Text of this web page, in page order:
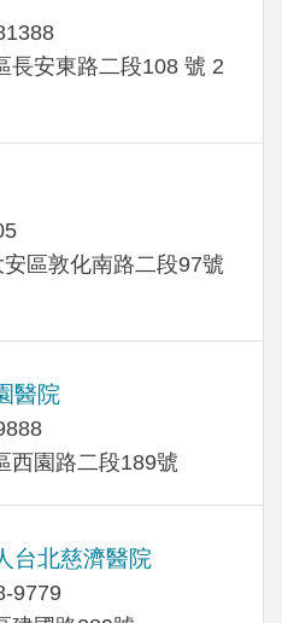
長安東路二段108 號 2
區敦化南路二段97號
醫院
西園路二段189號
台北慈濟醫院
9779